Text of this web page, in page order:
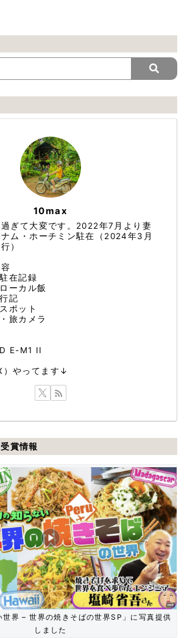
10max
ぎて大変です。2022年7月より妻
ム・ホーチミン駐在（2024年3月
）
在記録
ーカル飯
記
ポット
旅カメラ
E-M1 II
やってます↓
賞情報
世界 – 世界の焼きそばの世界SP」に写真提供
しました